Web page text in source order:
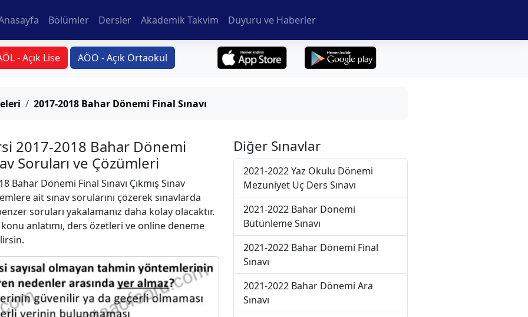
Bölümler Dersler Akademik Takvim Duyuru ve Haberler
- Açık Lise AÖO - Açık Ortaokul
2017-2018 Bahar Dönemi Final Sınavı
2017-2018 Bahar Dönemi
Soruları ve Çözümleri
Bahar Dönemi Final Sınavı Çıkmış Sınav
ait sınav sorularını çözerek sınavlarda
soruları yakalamanız daha kolay olacaktır.
konu anlatımı, ders özetleri ve online deneme
Diğer Sınavlar
2021-2022 Yaz Okulu Dönemi
Mezuniyet Üç Ders Sınavı
2021-2022 Bahar Dönemi
Bütünleme Sınavı
2021-2022 Bahar Dönemi Final
Sınavı
2021-2022 Bahar Dönemi Ara
Sınavı